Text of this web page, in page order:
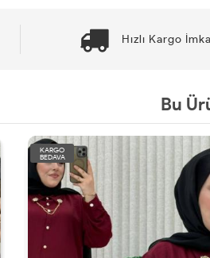
Hızlı Kargo
Bu
KARGO
BEDAVA